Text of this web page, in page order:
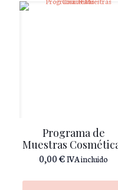
Programa de
Muestras
0,00€IVA incluido